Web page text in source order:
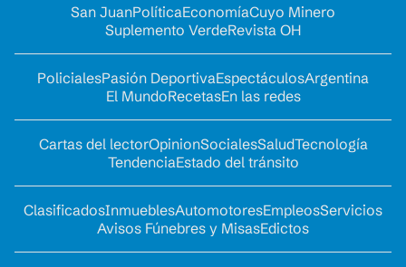
San JuanPolíticaEconomíaCuyo Minero
Suplemento VerdeRevista OH
PolicialesPasión DeportivaEspectáculosArgentina
El MundoRecetasEn las redes
Cartas del lectorOpinionSocialesSaludTecnología
TendenciaEstado del tránsito
ClasificadosInmueblesAutomotoresEmpleosServicios
Avisos Fúnebres y MisasEdictos